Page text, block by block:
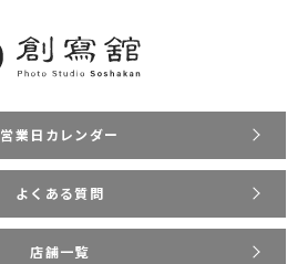
営業日カレンダー
よくある質問
店舗一覧